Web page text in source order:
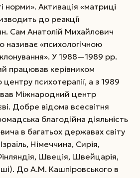
норми». Активація «матриці
до реакції
Сам Анатолій Михайлович
називає «психологічною
У 1988—1989 рр.
працював керівником
цент­ру психотерапії, а з 1989
Міжнародний центр
Доб­ре відома всесвітня
благодійна діяльність
в багатьох державах світу
Німеччина, Сирія,
Швеція, Швейцарія,
До А.М. Кашпіровського в